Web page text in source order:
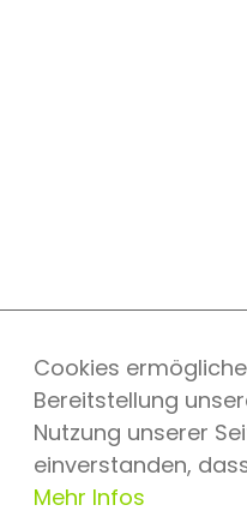
Cookies
Bereitstellung
Nutzung unserer
einverstanden,
Mehr Infos